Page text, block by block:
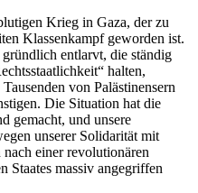
Krieg in Gaza, der zu
Klassenkampf geworden ist.
entlarvt, die ständig
halten,
von Palästinensern
Die Situation hat die
gemacht, und unsere
unserer Solidarität mit
einer revolutionären
Staates massiv angegriffen